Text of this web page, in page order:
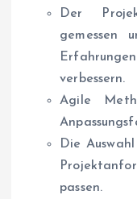
Der
gemessen
verbessern.
Agile
Die
passen.